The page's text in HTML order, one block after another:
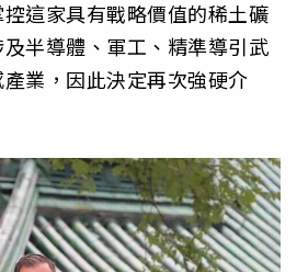
這家具有戰略價值的稀土礦
半導體、軍工、精準導引武
業，因此決定再次強硬介